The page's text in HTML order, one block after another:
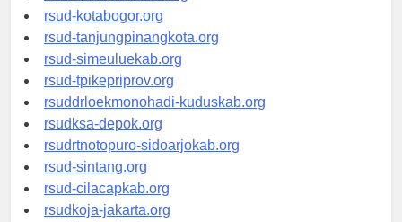
rsud-kotamakassar.org
rsud-kotabogor.org
rsud-tanjungpinangkota.org
rsud-simeuluekab.org
rsud-tpikepriprov.org
rsuddrloekmonohadi-kuduskab.org
rsudksa-depok.org
rsudrtnotopuro-sidoarjokab.org
rsud-sintang.org
rsud-cilacapkab.org